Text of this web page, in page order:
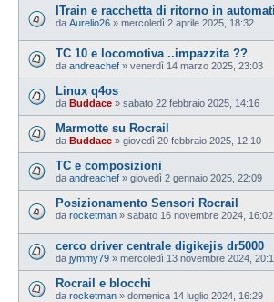
ITrain e racchetta di ritorno in
da Aurelio26 » mercoledì 2 aprile 2025, 18:32
TC 10 e locomotiva ..impazzita ??
da andreachef » venerdì 14 marzo 2025, 23:03
Linux q4os
da Buddace » sabato 22 febbraio 2025, 14:16
Marmotte su Rocrail
da Buddace » giovedì 20 febbraio 2025, 12:10
TC e composizioni
da andreachef » giovedì 2 gennaio 2025, 22:09
Posizionamento Sensori Rocrail
da rocketman » sabato 16 novembre 2024, 16:02
cerco driver centrale digikejis dr5000
da jymmy79 » mercoledì 13 novembre 2024,
Rocrail e blocchi
da rocketman » domenica 14 luglio 2024, 16:29